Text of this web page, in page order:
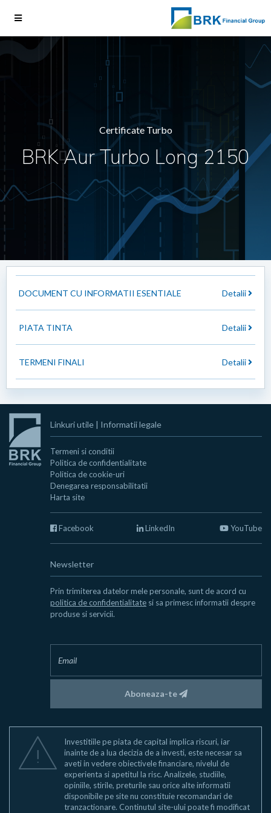
Certificate Turbo
BRK Aur Turbo Long 2150
DOCUMENT CU INFORMATII ESENTIALE Detalii
PIATA TINTA Detalii
TERMENI FINALI Detalii
Linkuri utile | Informatii legale
Termeni si conditii
Politica de confidentialitate
Politica de cookie-uri
Denegarea responsabilitatii
Harta site
Facebook LinkedIn YouTube
Newsletter
Prin trimiterea datelor mele personale, sunt de acord cu
politica de confidentialitate si sa primesc informatii despre
produse si servicii.
Aboneaza-te
Investitiile pe piata de capital implica riscuri, iar
inainte de a lua decizia de a investi, este necesar sa
aveti in vedere obiectivele financiare, nivelul de
experienta si apetitul la risc. Analizele, studiile,
opiniile, stirile, preturile sau orice alte informatii
disponibile pe site nu constituie recomandari de
tranzactionare. Continutul site-ului poate fi modificat